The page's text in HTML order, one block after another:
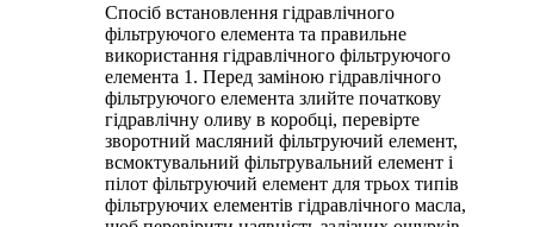
Спосіб встановлення гідравлічного
фільтруючого елемента та правильне
використання гідравлічного фільтруючого
елемента 1. Перед заміною гідравлічного
фільтруючого елемента злийте початкову
гідравлічну оливу в коробці, перевірте
зворотний масляний фільтруючий елемент,
всмоктувальний фільтрувальний елемент і
пілот фільтруючий елемент для трьох типів
фільтруючих елементів гідравлічного масла,